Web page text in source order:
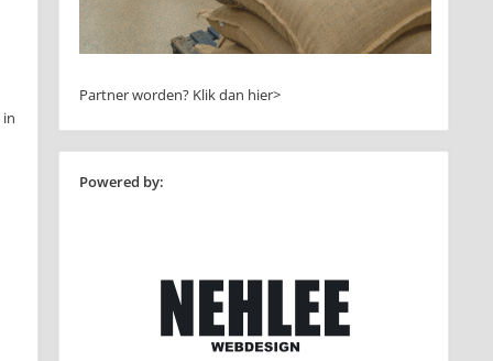
Partner worden? Klik dan hier>
Powered by: